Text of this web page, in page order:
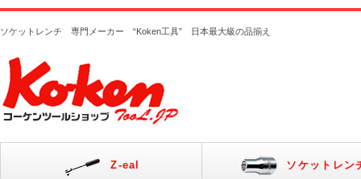
ソケットレンチ 専門メーカー “Koken工具” 日本最大級の品揃え
Z-eal ソケットレン